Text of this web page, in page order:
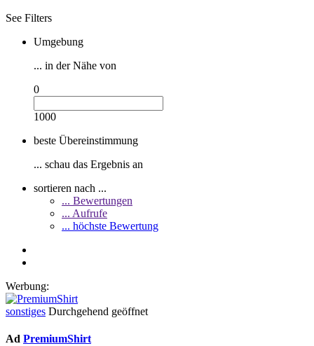
See Filters
Umgebung
... in der Nähe von
0
1000
beste Übereinstimmung
... schau das Ergebnis an
sortieren nach ...
... Bewertungen
... Aufrufe
... höchste Bewertung
Werbung:
sonstiges Durchgehend geöffnet
Ad PremiumShirt